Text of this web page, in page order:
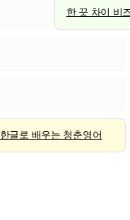
한 끗 차이 비
한글로 배우는 청춘영어